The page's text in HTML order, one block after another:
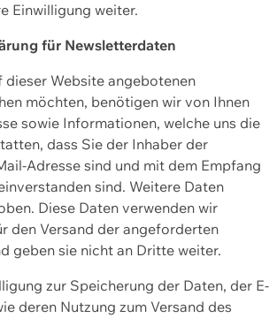
Einwilligung weiter.
für Newsletterdaten
dieser Website angebotenen
möchten, benötigen wir von Ihnen
sowie Informationen, welche uns die
dass Sie der Inhaber der
Adresse sind und mit dem Empfang
sind. Weitere Daten
Diese Daten verwenden wir
den Versand der angeforderten
geben sie nicht an Dritte weiter.
zur Speicherung der Daten, der E-
deren Nutzung zum Versand des